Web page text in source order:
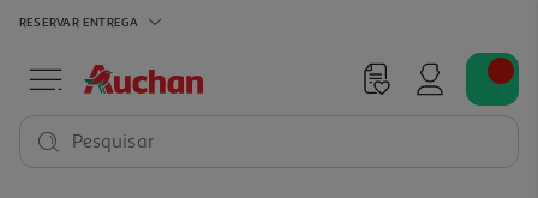
RESERVAR ENTREGA
Pesquisar